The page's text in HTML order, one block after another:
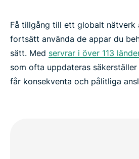
Få tillgång till ett globalt nätverk
fortsätt använda de appar du
sätt. Med servrar i över 113
som ofta uppdateras säkerställer
får konsekventa och pålitliga